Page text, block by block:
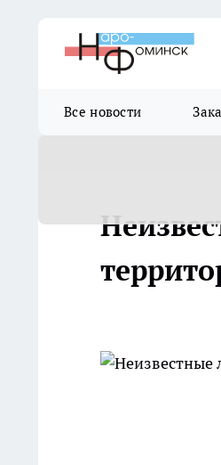
Все новости